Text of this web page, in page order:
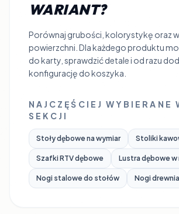
WARIANT?
Porównaj grubości, kolorystykę oraz
powierzchni. Dla każdego produktu
do karty, sprawdzić detale i od razu
konfigurację do koszyka.
NAJCZĘŚCIEJ WYBIERANE
SEKCJI
Stoły dębowe na wymiar Stoliki
Szafki RTV dębowe Lustra dębowe w
Nogi stalowe do stołów Nogi